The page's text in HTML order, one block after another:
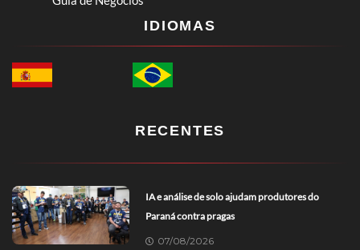
IDIOMAS
RECENTES
IA e análise de solo ajudam produtores do
Paraná contra pragas
07/08/2026